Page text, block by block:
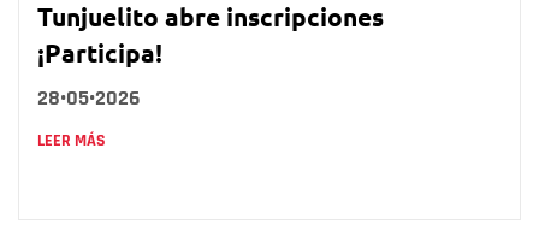
Tunjuelito abre inscripciones
¡Participa!
28•05•2026
LEER MÁS